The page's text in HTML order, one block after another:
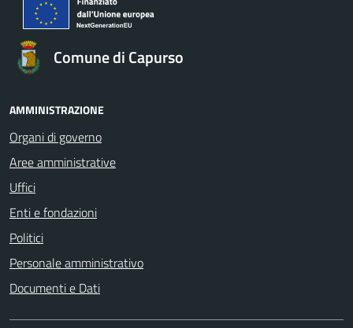
Comune di Capurso
AMMINISTRAZIONE
Organi di governo
Aree amministrative
Uffici
Enti e fondazioni
Politici
Personale amministrativo
Documenti e Dati